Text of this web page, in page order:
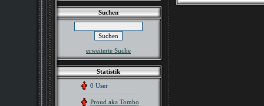
Suchen
erweiterte Suche
Statistik
0 User
Proud aka Tombo